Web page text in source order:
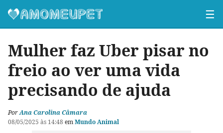
☰
Mulher faz Uber pisar no
freio ao ver uma vida
precisando de ajuda
PorAna Carolina Câmara
08/05/2025 às 14:48 emMundo Animal